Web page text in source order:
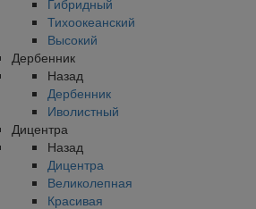
Гибридный
Тихоокеанский
Высокий
Дербенник
Назад
Дербенник
Иволистный
Дицентра
Назад
Дицентра
Великолепная
Красивая